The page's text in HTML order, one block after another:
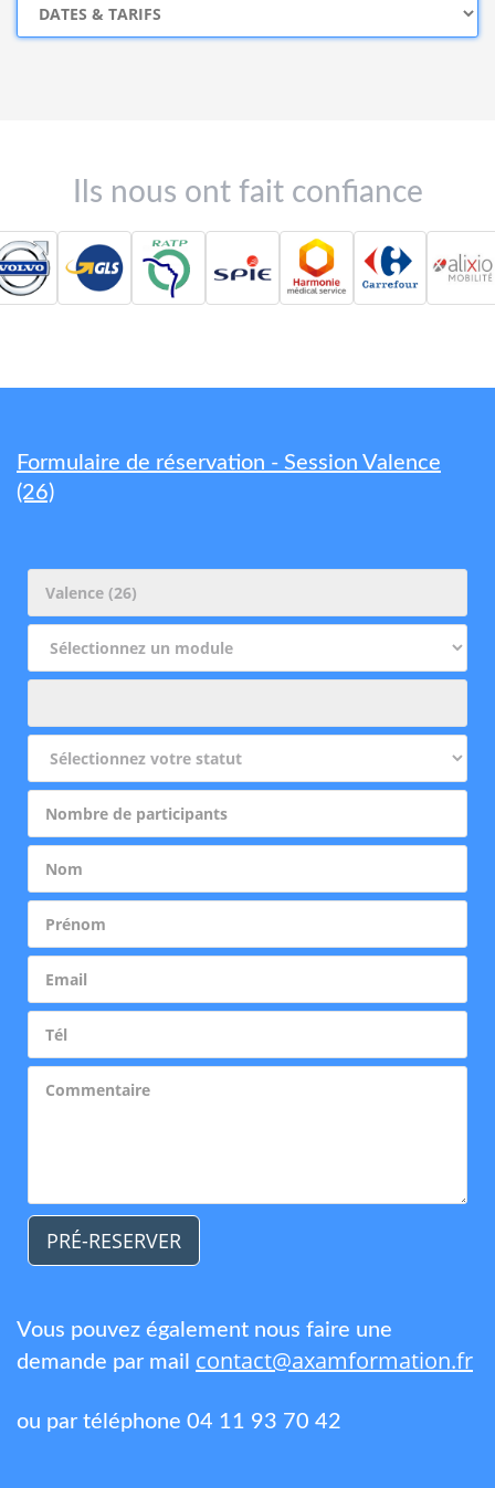
Ils nous ont fait confiance
Formulaire de réservation - Session Valence
(26)
PRÉ-RESERVER
Vous pouvez également nous faire une
demande par mail contact@axamformation.fr
ou par téléphone 04 11 93 70 42